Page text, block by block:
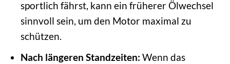
sportlich fährst, kann ein früherer Ölwechsel
sinnvoll sein, um den Motor maximal zu
schützen.
Nach längeren Standzeiten: Wenn das